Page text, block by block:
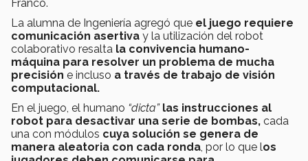
Franco.
La alumna de Ingeniería agregó que el juego requiere
comunicación asertiva y la utilización del robot
colaborativo resalta la convivencia humano-
máquina para resolver un problema de mucha
precisión e incluso a través de trabajo de visión
computacional.
En el juego, el humano “dicta” las instrucciones al
robot para desactivar una serie de bombas, cada
una con módulos cuya solución se genera de
manera aleatoria con cada ronda, por lo que los